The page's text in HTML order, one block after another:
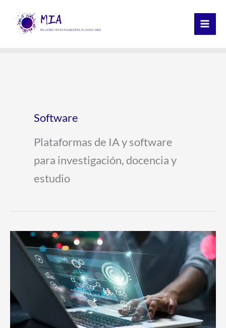
contenido
Software
Plataformas de IA y software
para investigación, docencia y
estudio
Inteligencia
Artificial
la
investigación:
Recursos